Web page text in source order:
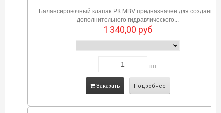
Балансировочный клапан РК MBV предназначен для создания
дополнительного гидравлического...
1 340,00 руб
шт
Заказать Подробнее